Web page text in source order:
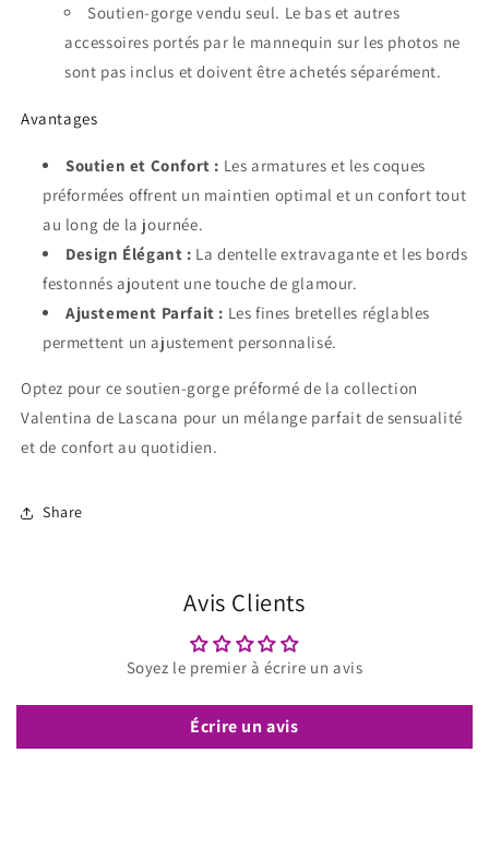
Soutien-gorge vendu seul. Le bas et autres
accessoires portés par le mannequin sur les photos ne
sont pas inclus et doivent être achetés séparément.
Avantages
Soutien et Confort : Les armatures et les coques
préformées offrent un maintien optimal et un confort tout
au long de la journée.
Design Élégant : La dentelle extravagante et les bords
festonnés ajoutent une touche de glamour.
Ajustement Parfait : Les fines bretelles réglables
permettent un ajustement personnalisé.
Optez pour ce soutien-gorge préformé de la collection
Valentina de Lascana pour un mélange parfait de sensualité
et de confort au quotidien.
Share
Avis Clients
Soyez le premier à écrire un avis
Écrire un avis